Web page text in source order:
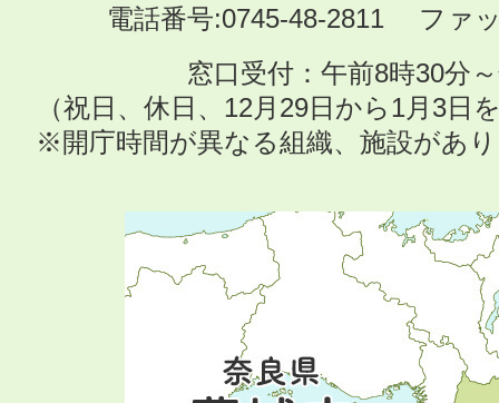
電話番号:0745-48-2811 ファ
窓口受付：午前8時30分
（祝日、休日、12月29日から1月3日
※開庁時間が異なる組織、施設があ